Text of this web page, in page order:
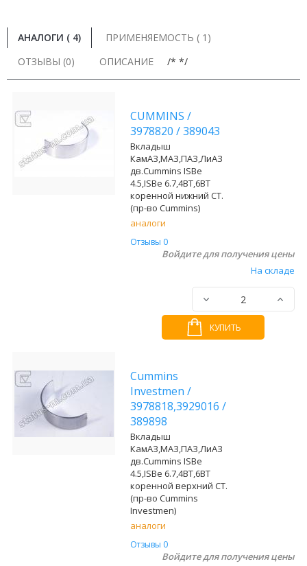
АНАЛОГИ ( 4)
ПРИМЕНЯЕМОСТЬ ( 1)
ОТЗЫВЫ (0)
ОПИСАНИЕ /* */
CUMMINS /
3978820 /389043
Вкладыш
КамАЗ,МАЗ,ПАЗ,ЛиАЗ
дв.Cummins ISBe
4.5,ISBe 6.7,4BT,6BT
коренной нижний СТ.
(пр-во Cummins)
аналоги
Отзывы 0
Войдите для получения цены
На складе
КУПИТЬ
Cummins
Investmen /
3978818,3929016 /
389898
Вкладыш
КамАЗ,МАЗ,ПАЗ,ЛиАЗ
дв.Cummins ISBe
4.5,ISBe 6.7,4BT,6BT
коренной верхний СТ.
(пр-во Cummins
Investmen)
аналоги
Отзывы 0
Войдите для получения цены